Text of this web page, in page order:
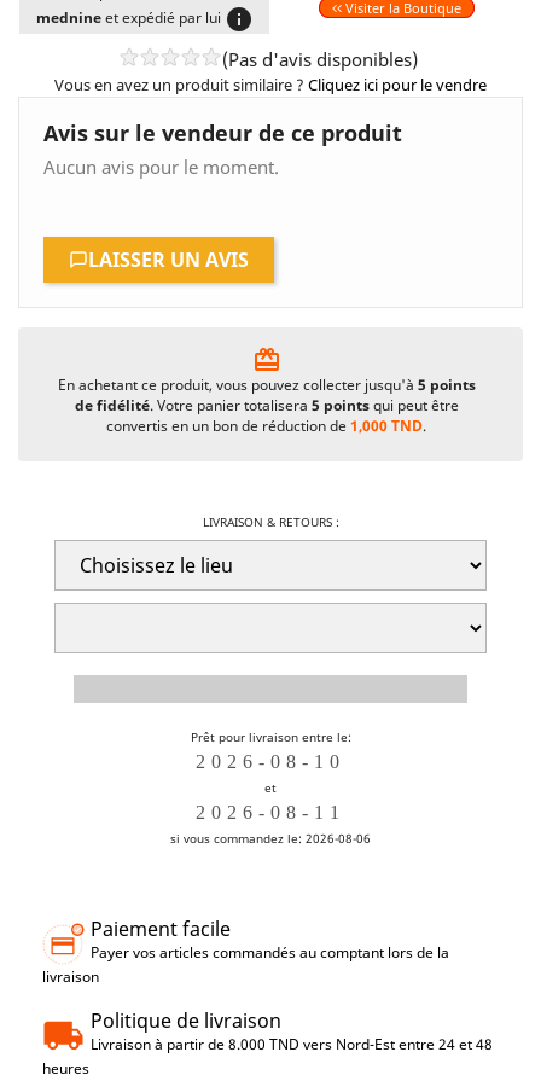
mednine et expédié par lui info Visiter la Boutique
(Pas d'avis disponibles)
Vous en avez un produit similaire ? Cliquez ici pour le vendre
Avis sur le vendeur de ce produit
Aucun avis pour le moment.
LAISSER UN AVIS
card_giftcard
En achetant ce produit, vous pouvez collecter jusqu'à 5 points
de fidélité. Votre panier totalisera 5 pointsqui peut être
convertis en un bon de réduction de1,000 TND.
LIVRAISON & RETOURS :
Prêt pour livraison entre le:
et
si vous commandez le: 2026-08-06
Paiement facile
Payer vos articles commandés au comptant lors de la
livraison
Politique de livraison
Livraison à partir de 8.000 TND vers Nord-Est entre 24 et 48
heures